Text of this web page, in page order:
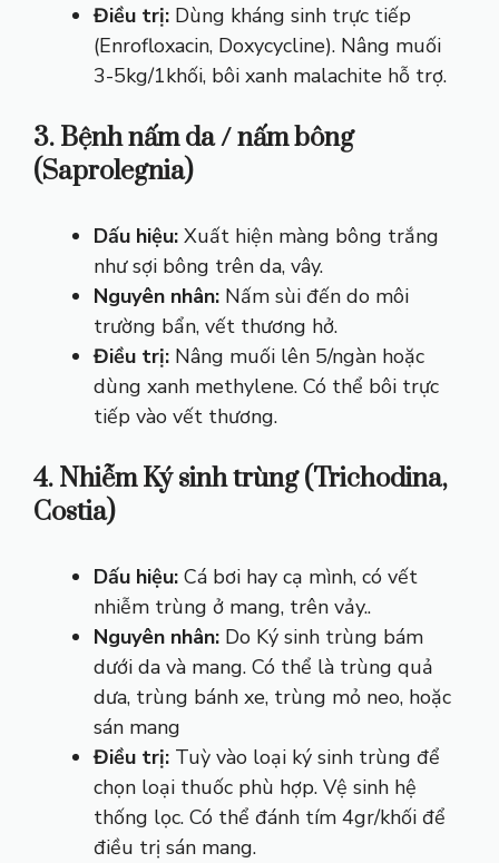
Điều trị: Dùng kháng sinh trực tiếp
(Enrofloxacin, Doxycycline). Nâng muối
3-5kg/1khối, bôi xanh malachite hỗ trợ.
3. Bệnh nấm da / nấm bông
(Saprolegnia)
Dấu hiệu: Xuất hiện màng bông trắng
như sợi bông trên da, vây.
Nguyên nhân: Nấm sùi đến do môi
trường bẩn, vết thương hở.
Điều trị: Nâng muối lên 5/ngàn hoặc
dùng xanh methylene. Có thể bôi trực
tiếp vào vết thương.
4. Nhiễm Ký sinh trùng (Trichodina,
Costia)
Dấu hiệu: Cá bơi hay cạ mình, có vết
nhiễm trùng ở mang, trên vảy..
Nguyên nhân: Do Ký sinh trùng bám
dưới da và mang. Có thể là trùng quả
dưa, trùng bánh xe, trùng mỏ neo, hoặc
sán mang
Điều trị: Tuỳ vào loại ký sinh trùng để
chọn loại thuốc phù hợp. Vệ sinh hệ
thống lọc. Có thể đánh tím 4gr/khối để
điều trị sán mang.